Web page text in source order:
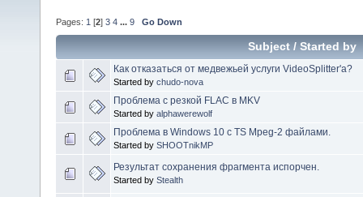
Pages: 1 [2] 3 4 ... 9 Go Down
Subject/ Started by
Как отказаться от медвежьей услуги VideoSplitter'а?
Started by chudo-nova
Проблема с резкой FLAC в MKV
Started by alphawerewolf
Проблема в Windows 10 с TS Mpeg-2 файлами.
Started by SHOOTnikMP
Результат сохранения фрагмента испорчен.
Started by Stealth